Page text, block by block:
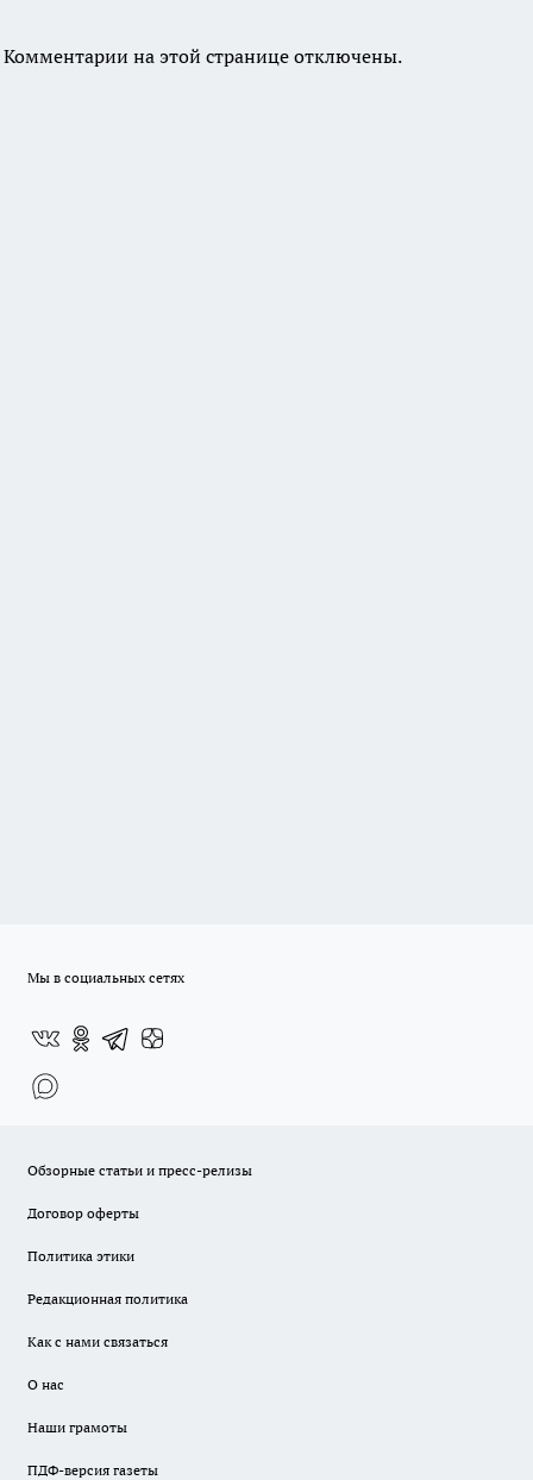
Комментарии на этой странице отключены.
Мы в социальных сетях
Обзорные статьи и пресс-релизы
Договор оферты
Политика этики
Редакционная политика
Как с нами связаться
О нас
Наши грамоты
ПДФ-версия газеты